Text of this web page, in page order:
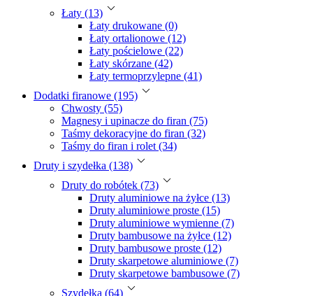
Łaty (13)
Łaty drukowane (0)
Łaty ortalionowe (12)
Łaty pościelowe (22)
Łaty skórzane (42)
Łaty termoprzylepne (41)
Dodatki firanowe (195)
Chwosty (55)
Magnesy i upinacze do firan (75)
Taśmy dekoracyjne do firan (32)
Taśmy do firan i rolet (34)
Druty i szydełka (138)
Druty do robótek (73)
Druty aluminiowe na żyłce (13)
Druty aluminiowe proste (15)
Druty aluminiowe wymienne (7)
Druty bambusowe na żyłce (12)
Druty bambusowe proste (12)
Druty skarpetowe aluminiowe (7)
Druty skarpetowe bambusowe (7)
Szydełka (64)